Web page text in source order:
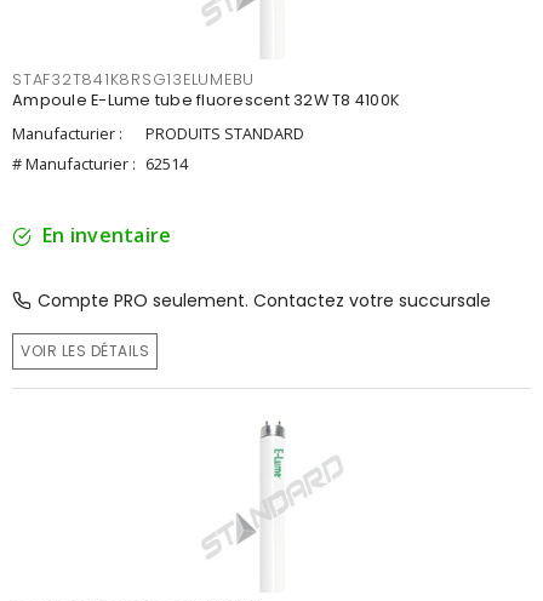
STAF32T841K8RSG13ELUMEBU
Ampoule E-Lume tube fluorescent 32W T8 4100K
Manufacturier :
PRODUITS STANDARD
# Manufacturier : 62514
En inventaire
Compte PRO seulement. Contactez votre succursale
VOIR LES DÉTAILS